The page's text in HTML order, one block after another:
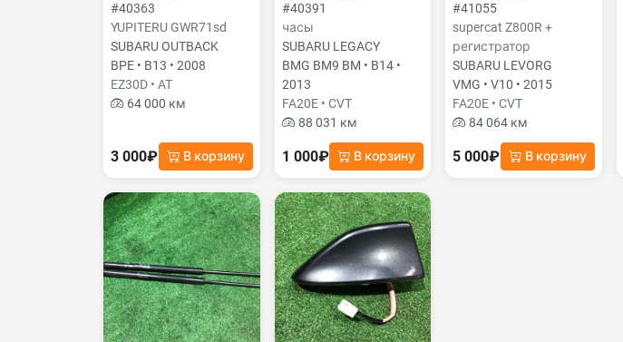
#40363
YUPITERU GWR71sd
SUBARU OUTBACK
BPE • B13 • 2008
EZ30D • AT
64 000 км
3 000₽ В корзину
#40391
часы
SUBARU LEGACY
BMG BM9 BM • B14 •
2013
FA20E • CVT
88 031 км
1 000₽ В корзину
#41055
supercat Z800R +
регистратор
SUBARU LEVORG
VMG • V10 • 2015
FA20E • CVT
84 064 км
5 000₽ В корзину